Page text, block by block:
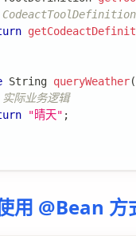
String queryWeather(
际业务逻辑
"晴天" ;
用 @Bean 方